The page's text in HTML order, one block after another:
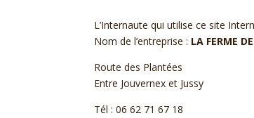
L’Internaute qui utilise ce site
Nom de l’entreprise : LA FERME
Route des Plantées
Entre Jouvernex et Jussy
Tél : 06 62 71 67 18